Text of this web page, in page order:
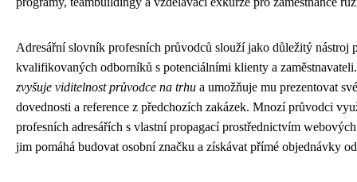
Adresářní slovník profesních průvodců slouží jako důležitý nástroj
kvalifikovaných odborníků s potenciálními klienty a
zvyšuje viditelnost průvodce na trhu a umožňuje mu prezentovat
dovednosti a reference z předchozích zakázek. Mnozí průvodci
profesních adresářích s vlastní propagací prostřednictvím
jim pomáhá budovat osobní značku a získávat přímé objednávky